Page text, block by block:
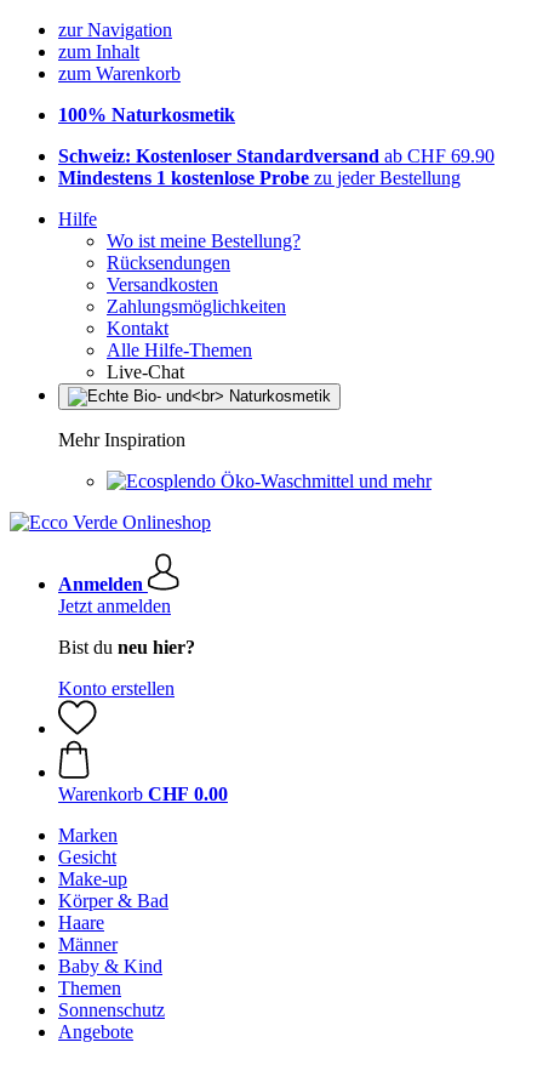
zur Navigation
zum Inhalt
zum Warenkorb
100% Naturkosmetik
Schweiz: Kostenloser Standardversand ab CHF 69.90
Mindestens 1 kostenlose Probe zu jeder Bestellung
Hilfe
Wo ist meine Bestellung?
Rücksendungen
Versandkosten
Zahlungsmöglichkeiten
Kontakt
Alle Hilfe-Themen
Live-Chat
Mehr Inspiration
Öko-Waschmittel und mehr
Anmelden
Jetzt anmelden
Bist du neu hier?
Konto erstellen
Warenkorb CHF 0.00
Marken
Gesicht
Make-up
Körper & Bad
Haare
Männer
Baby & Kind
Themen
Sonnenschutz
Angebote